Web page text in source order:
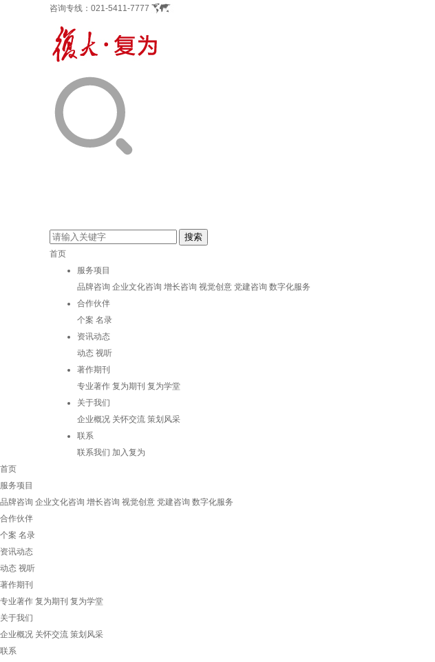
咨询专线： 021-5411-7777
首页
服务项目
品牌咨询 企业文化咨询 增长咨询 视觉创意 党建咨询 数字化服务
合作伙伴
个案 名录
资讯动态
动态 视听
著作期刊
专业著作 复为期刊 复为学堂
关于我们
企业概况 关怀交流 策划风采
联系
联系我们 加入复为
首页
服务项目
品牌咨询 企业文化咨询 增长咨询 视觉创意 党建咨询 数字化服务
合作伙伴
个案 名录
资讯动态
动态 视听
著作期刊
专业著作 复为期刊 复为学堂
关于我们
企业概况 关怀交流 策划风采
联系